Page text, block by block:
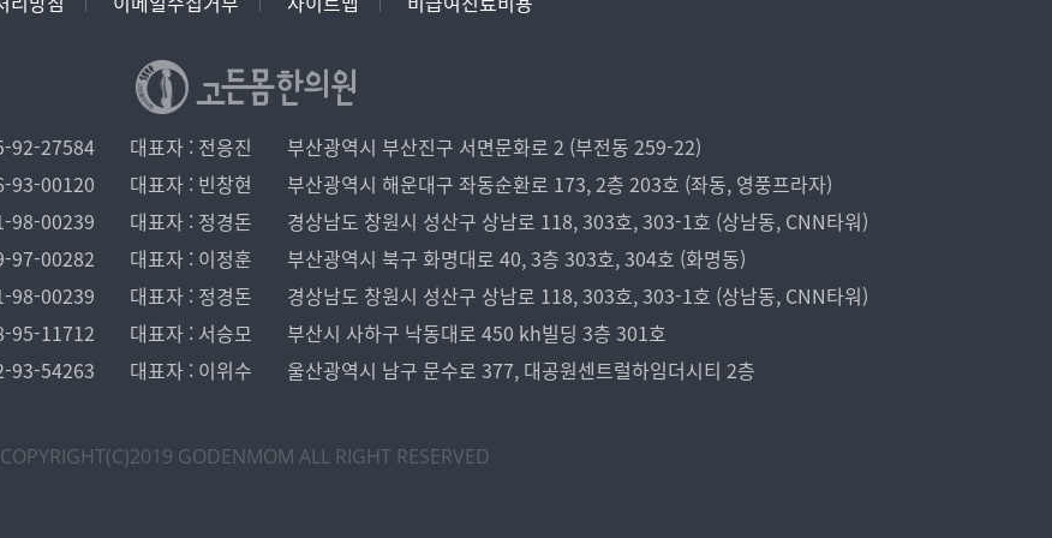
92-27584 대표자 : 전응진
부산광역시 부산진구 서면문화로 2 (부전동 259-22)
93-00120 대표자 : 빈창현
부산광역시 해운대구 좌동순환로 173, 2층 203호 (좌동, 영풍프라자)
98-00239 대표자 : 정경돈
경상남도 창원시 성산구 상남로 118, 303호, 303-1호 (상남동, CNN타워)
97-00282 대표자 : 이정훈
부산광역시 북구 화명대로 40, 3층 303호, 304호 (화명동)
98-00239 대표자 : 정경돈
경상남도 창원시 성산구 상남로 118, 303호, 303-1호 (상남동, CNN타워)
95-11712 대표자 : 서승모
부산시 사하구 낙동대로 450 kh빌딩 3층 301호
93-54263 대표자 : 이위수 울산광역시 남구 문수로 377, 대공원센트럴하임더시티 2층
COPYRIGHT(C)2019 GODENMOM ALL RIGHT RESERVED